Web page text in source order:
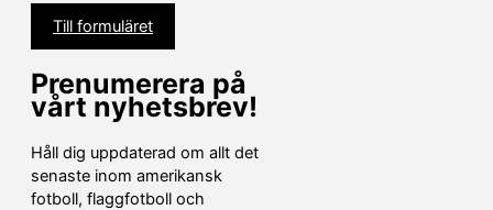
Till formuläret
Prenumerera på
vårt nyhetsbrev!
Håll dig uppdaterad om allt det
senaste inom amerikansk
fotboll, flaggfotboll och